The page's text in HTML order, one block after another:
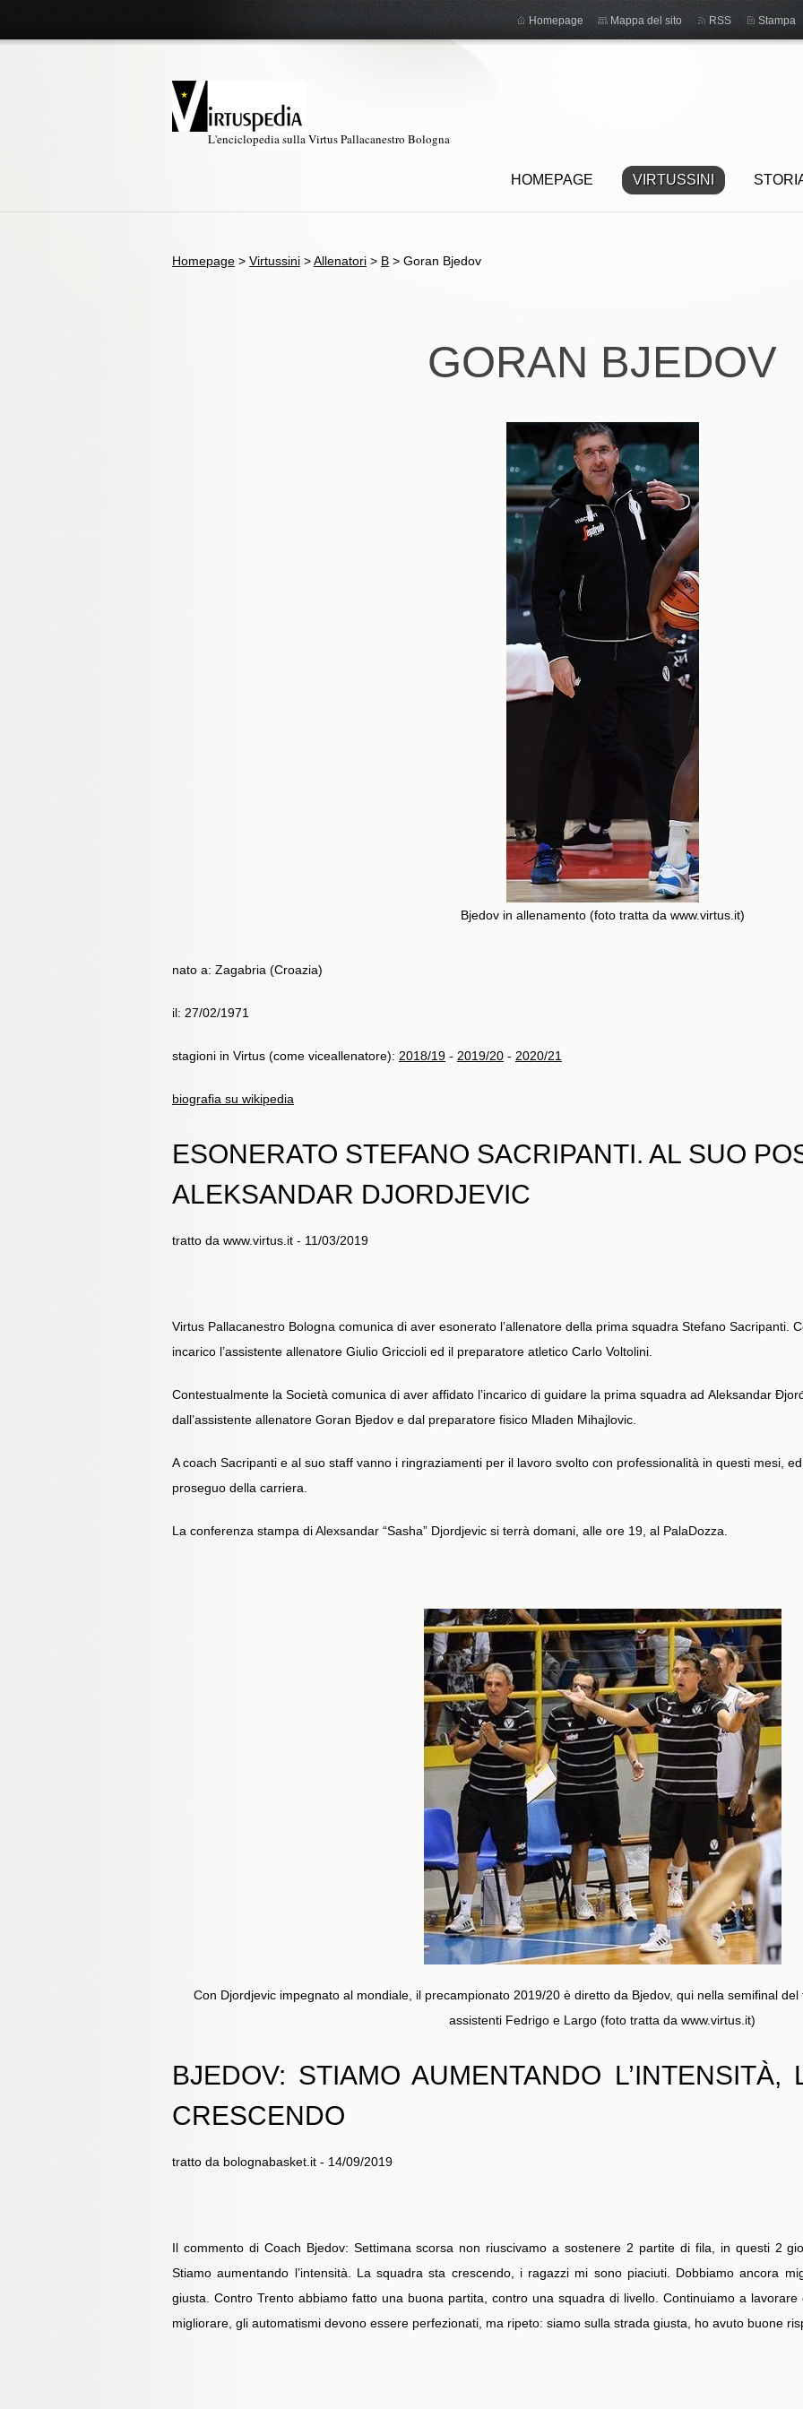
L'enciclopedia sulla Virtus Pallacanestro Bologna
HOMEPAGE VIRTUSSINI
Homepage Mappa del sito RSS Stampa
Homepage > Virtussini >Allenatori > B > Goran Bjedov
GORAN BJEDOV
Bjedov in allenamento (foto tratta da www.virtus.it)
nato a: Zagabria (Croazia)
il: 27/02/1971
stagioni in Virtus (come viceallenatore): 2018/19 - 2019/20 - 2020/21
biografia su wikipedia
ESONERATO STEFANO SACRIPANTI. AL SUO
ALEKSANDAR DJORDJEVIC
tratto da www.virtus.it - 11/03/2019
Virtus Pallacanestro Bologna comunica di aver esonerato l’allenatore della prima squadra Stefano Sacripanti.
incarico l’assistente allenatore Giulio Griccioli ed il preparatore atletico Carlo Voltolini.
Contestualmente la Società comunica di aver affidato l’incarico di guidare la prima squadra ad Aleksandar
dall’assistente allenatore Goran Bjedov e dal preparatore fisico Mladen Mihajlovic.
A coach Sacripanti e al suo staff vanno i ringraziamenti per il lavoro svolto con professionalità in questi mesi,
proseguo della carriera.
La conferenza stampa di Alexsandar “Sasha” Djordjevic si terrà domani, alle ore 19, al PalaDozza.
Con Djordjevic impegnato al mondiale, il precampionato 2019/20 è diretto da Bjedov, qui nella semifinal
assistenti Fedrigo e Largo (foto tratta da www.virtus.it)
BJEDOV: STIAMO AUMENTANDO L’INTENSITÀ,
CRESCENDO
tratto da bolognabasket.it - 14/09/2019
Il commento di Coach Bjedov: Settimana scorsa non riuscivamo a sostenere 2 partite di fila, in questi 2
Stiamo aumentando l’intensità. La squadra sta crescendo, i ragazzi mi sono piaciuti. Dobbiamo ancora
giusta. Contro Trento abbiamo fatto una buona partita, contro una squadra di livello. Continuiamo a
migliorare, gli automatismi devono essere perfezionati, ma ripeto: siamo sulla strada giusta, ho avuto buone